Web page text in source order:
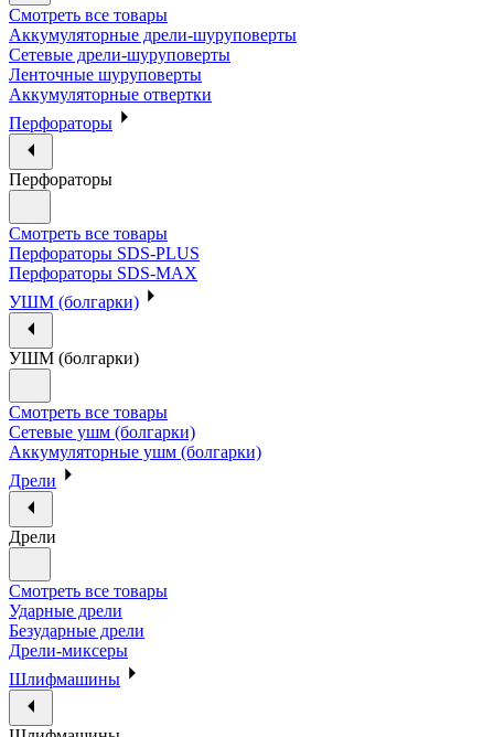
Смотреть все товары
Аккумуляторные дрели-шуруповерты
Сетевые дрели-шуруповерты
Ленточные шуруповерты
Аккумуляторные отвертки
Перфораторы
Перфораторы
Смотреть все товары
Перфораторы SDS-PLUS
Перфораторы SDS-MAX
УШМ (болгарки)
УШМ (болгарки)
Смотреть все товары
Сетевые ушм (болгарки)
Аккумуляторные ушм (болгарки)
Дрели
Дрели
Смотреть все товары
Ударные дрели
Безударные дрели
Дрели-миксеры
Шлифмашины